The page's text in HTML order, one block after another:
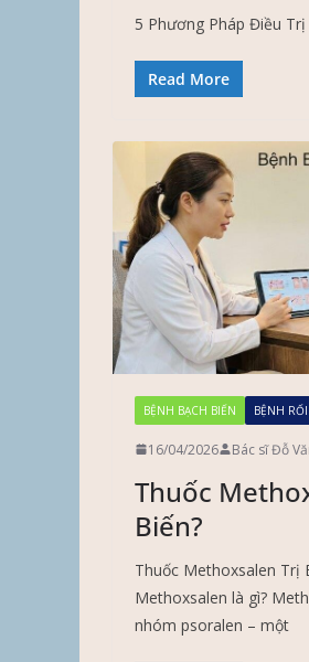
5 Phương Pháp Điều
Read More
BỆNH BẠCH BIẾN BỆNH
16/04/2026 Bác sĩ Đỗ
Thuốc
Biến?
Thuốc Methoxsalen Trị
Methoxsalen là gì?
nhóm psoralen – một